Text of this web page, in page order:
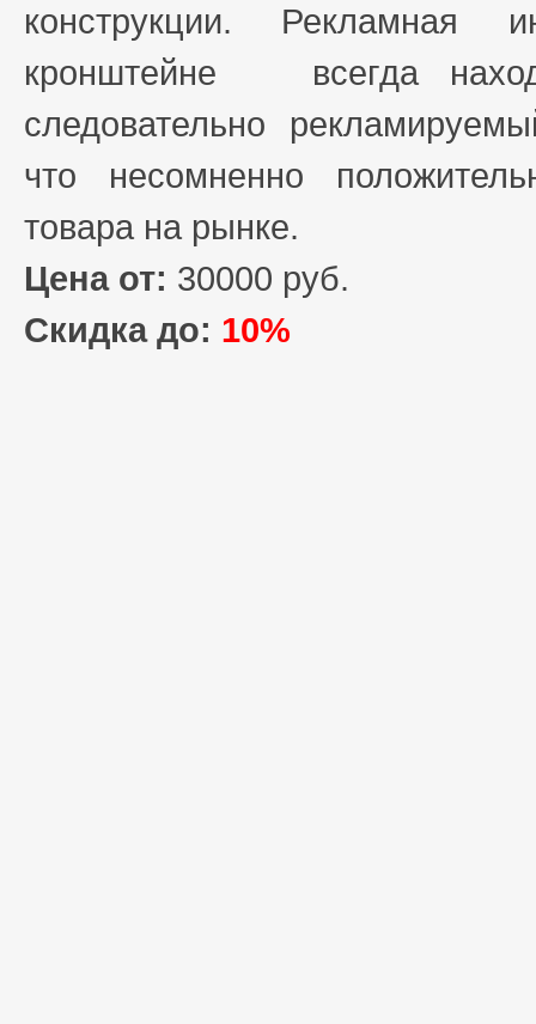
конструкции. Рекламная
кронштейне всегда
следовательно
что несомненно
товара на рынке.
Цена от: 30000 руб.
Скидка до: 10%